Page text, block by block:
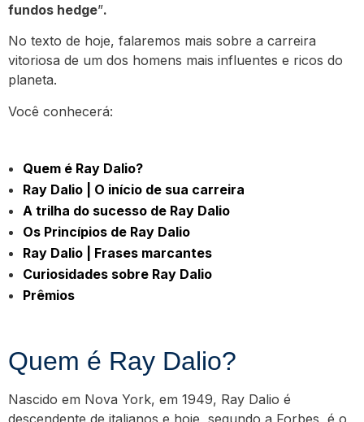
fundos hedge”.
No texto de hoje, falaremos mais sobre a carreira
vitoriosa de um dos homens mais influentes e ricos do
planeta.
Você conhecerá:
Quem é Ray Dalio?
Ray Dalio | O início de sua carreira
A trilha do sucesso de Ray Dalio
Os Princípios de Ray Dalio
Ray Dalio | Frases marcantes
Curiosidades sobre Ray Dalio
Prêmios
Quem é Ray Dalio?
Nascido em Nova York, em 1949, Ray Dalio é
descendente de italianos e hoje, segundo a Forbes, é o